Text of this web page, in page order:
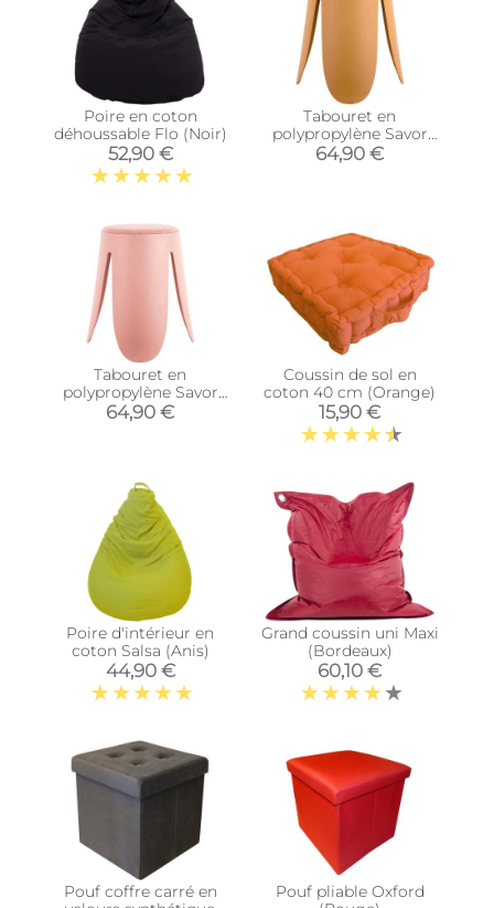
Poire en coton
déhoussable Flo (Noir)
52,90 €
Tabouret en
polypropylène Savor
(Ocre)
64,90 €
Tabouret en
polypropylène Savor
(Rose)
64,90 €
Coussin de sol en
coton 40 cm (Orange)
15,90 €
Poire d'intérieur en
coton Salsa (Anis)
44,90 €
Grand coussin uni Maxi
(Bordeaux)
60,10 €
Pouf coffre carré en
Pouf pliable Oxford